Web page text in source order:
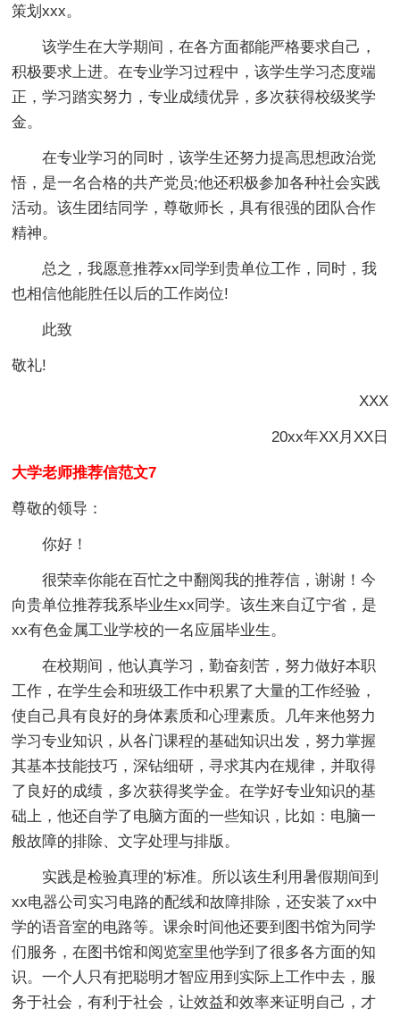
策划xxx。
该学生在大学期间，在各方面都能严格要求自己，
积极要求上进。在专业学习过程中，该学生学习态度端
正，学习踏实努力，专业成绩优异，多次获得校级奖学
金。
在专业学习的同时，该学生还努力提高思想政治觉
悟，是一名合格的共产党员;他还积极参加各种社会实践
活动。该生团结同学，尊敬师长，具有很强的团队合作
精神。
总之，我愿意推荐xx同学到贵单位工作，同时，我
也相信他能胜任以后的工作岗位!
此致
敬礼!
XXX
20xx年XX月XX日
大学老师推荐信范文7
尊敬的领导：
你好！
很荣幸你能在百忙之中翻阅我的推荐信，谢谢！今
向贵单位推荐我系毕业生xx同学。该生来自辽宁省，是
xx有色金属工业学校的一名应届毕业生。
在校期间，他认真学习，勤奋刻苦，努力做好本职
工作，在学生会和班级工作中积累了大量的工作经验，
使自己具有良好的身体素质和心理素质。几年来他努力
学习专业知识，从各门课程的基础知识出发，努力掌握
其基本技能技巧，深钻细研，寻求其内在规律，并取得
了良好的成绩，多次获得奖学金。在学好专业知识的基
础上，他还自学了电脑方面的一些知识，比如：电脑一
般故障的排除、文字处理与排版。
实践是检验真理的'标准。所以该生利用暑假期间到
xx电器公司实习电路的配线和故障排除，还安装了xx中
学的语音室的电路等。课余时间他还要到图书馆为同学
们服务，在图书馆和阅览室里他学到了很多各方面的知
识。一个人只有把聪明才智应用到实际上工作中去，服
务于社会，有利于社会，让效益和效率来证明自己，才